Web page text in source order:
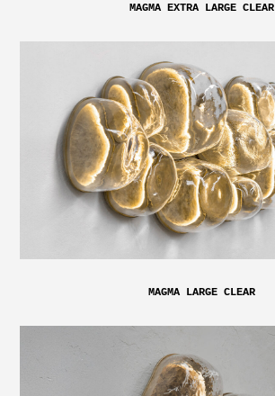
MAGMA EXTRA LARGE CLEAR
MAGMA LARGE CLEAR